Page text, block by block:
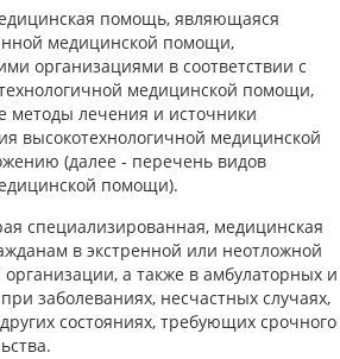
помощь, являющаяся
медицинской помощи,
организациями в соответствии с
медицинской помощи,
методы лечения и источники
высокотехнологичной медицинской
(далее - перечень видов
помощи).
специализированная, медицинская
в экстренной или неотложной
а также в амбулаторных и
заболеваниях, несчастных случаях,
состояниях, требующих срочного